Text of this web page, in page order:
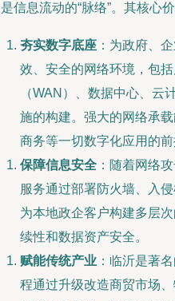
信息流动的“脉络”。其核心
夯实数字底座 ：为政府、
效、安全的网络环境，包
（WAN）、数据中心、云
施的构建。强大的网络承
商务等一切数字化应用的前
保障信息安全 ：随着网络
服务通过部署防火墙、入
为本地政企客户构建多层
续性和数据资产安全。
赋能传统产业 ：临沂是著
程通过升级改造商贸市场